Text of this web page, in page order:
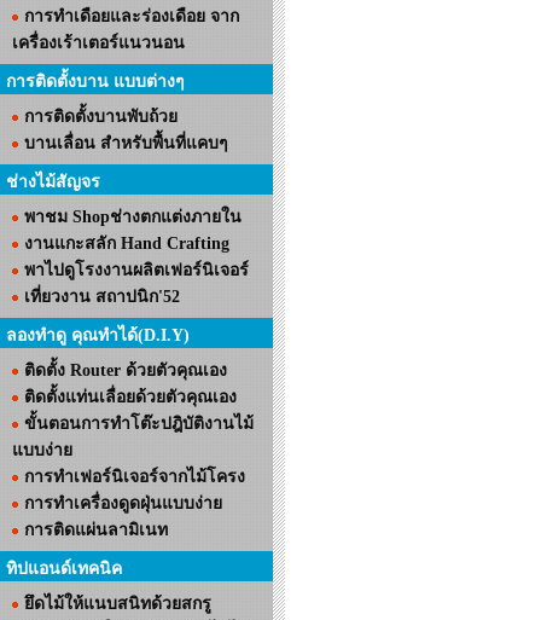
การทำเดือยและร่องเดือย จาก
เครื่องเร้าเตอร์แนวนอน
การติดตั้งบาน แบบต่างๆ
การติดตั้งบานพับถ้วย
บานเลื่อน สำหรับพื้นที่แคบๆ
ช่างไม้สัญจร
พาชม Shopช่างตกแต่งภายใน
งานแกะสลัก Hand Crafting
พาไปดูโรงงานผลิตเฟอร์นิเจอร์
เที่ยวงาน สถาปนิก'52
ลองทำดู คุณทำได้(D.I.Y)
ติดตั้ง Router ด้วยตัวคุณเอง
ติดตั้งแท่นเลื่อยด้วยตัวคุณเอง
ขั้นตอนการทำโต๊ะปฎิบัติงานไม้
แบบง่าย
การทำเฟอร์นิเจอร์จากไม้โครง
การทำเครื่องดูดฝุ่นแบบง่าย
การติดแผ่นลามิเนท
ทิปแอนด์เทคนิค
ยึดไม้ให้แนบสนิทด้วยสกรู